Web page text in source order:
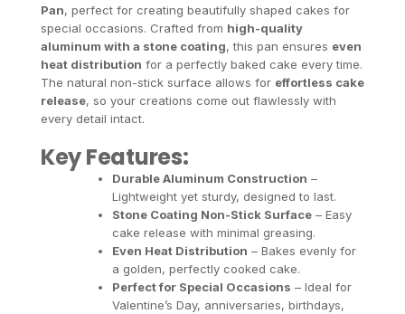
Pan, perfect for creating beautifully shaped cakes for
special occasions. Crafted from high-quality
aluminum with a stone coating, this pan ensures even
heat distribution for a perfectly baked cake every time.
The natural non-stick surface allows for effortless cake
release, so your creations come out flawlessly with
every detail intact.
Key Features:
Durable Aluminum Construction –
Lightweight yet sturdy, designed to last.
Stone Coating Non-Stick Surface– Easy
cake release with minimal greasing.
Even Heat Distribution – Bakes evenly for
a golden, perfectly cooked cake.
Perfect for Special Occasions – Ideal for
Valentine’s Day, anniversaries, birthdays,